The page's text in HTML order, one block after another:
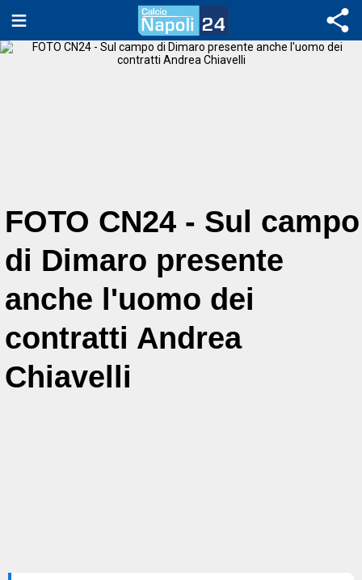
FOTO CN24 - Sul campo
di Dimaro presente
anche l'uomo dei
contratti Andrea
Chiavelli